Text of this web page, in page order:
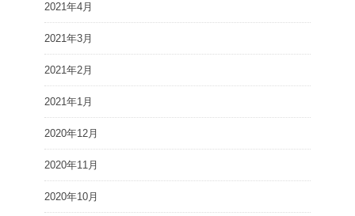
2021年4月
2021年3月
2021年2月
2021年1月
2020年12月
2020年11月
2020年10月